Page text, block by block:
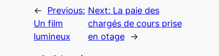
←
Previous:
Un film
lumineux
Next: La paie des
chargés de cours prise
en otage
→